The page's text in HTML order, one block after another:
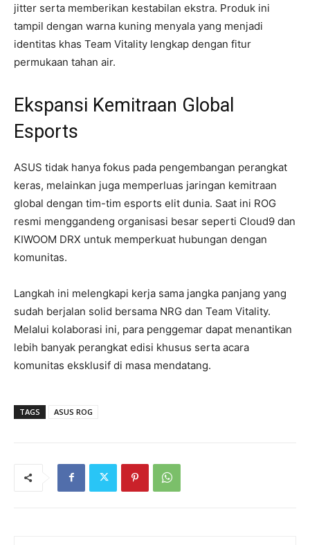
jitter serta memberikan kestabilan ekstra. Produk ini
tampil dengan warna kuning menyala yang menjadi
identitas khas Team Vitality lengkap dengan fitur
permukaan tahan air.
Ekspansi Kemitraan Global
Esports
ASUS tidak hanya fokus pada pengembangan perangkat
keras, melainkan juga memperluas jaringan kemitraan
global dengan tim-tim esports elit dunia. Saat ini ROG
resmi menggandeng organisasi besar seperti Cloud9 dan
KIWOOM DRX untuk memperkuat hubungan dengan
komunitas.
Langkah ini melengkapi kerja sama jangka panjang yang
sudah berjalan solid bersama NRG dan Team Vitality.
Melalui kolaborasi ini, para penggemar dapat menantikan
lebih banyak perangkat edisi khusus serta acara
komunitas eksklusif di masa mendatang.
TAGS ASUS ROG